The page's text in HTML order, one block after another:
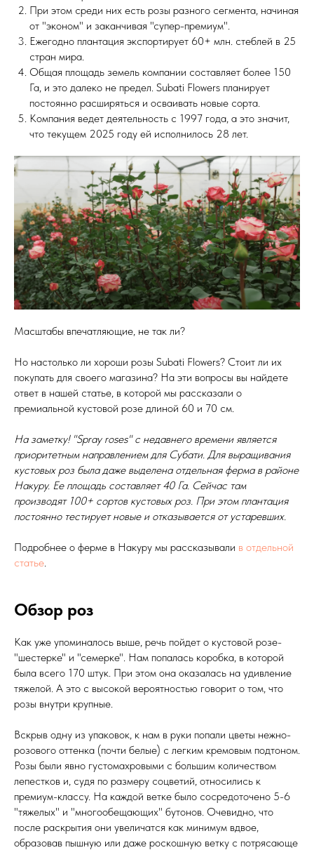
При этом среди них есть розы разного сегмента, начиная
от "эконом" и заканчивая "супер-премиум".
Ежегодно плантация экспортирует 60+ млн. стеблей в 25
стран мира.
Общая площадь земель компании составляет более 150
Га, и это далеко не предел. Subati Flowers планирует
постоянно расширяться и осваивать новые сорта.
Компания ведет деятельность с 1997 года, а это значит,
что текущем 2025 году ей исполнилось 28 лет.
Масштабы впечатляющие, не так ли?
Но настолько ли хороши розы Subati Flowers? Стоит ли их
покупать для своего магазина? На эти вопросы вы найдете
ответ в нашей статье, в которой мы рассказали о
премиальной кустовой розе длиной 60 и 70 см.
На заметку! "Spray roses" с недавнего времени является
приоритетным направлением для Субати. Для выращивания
кустовых роз была даже выделена отдельная ферма в районе
Накуру. Ее площадь составляет 40 Га. Сейчас там
производят 100+ сортов кустовых роз. При этом плантация
постоянно тестирует новые и отказывается от устаревших.
Подробнее о ферме в Накуру мы рассказывали в отдельной
статье.
Обзор роз
Как уже упоминалось выше, речь пойдет о кустовой розе-
"шестерке" и "семерке". Нам попалась коробка, в которой
была всего 170 штук. При этом она оказалась на удивление
тяжелой. А это с высокой вероятностью говорит о том, что
розы внутри крупные.
Вскрыв одну из упаковок, к нам в руки попали цветы нежно-
розового оттенка (почти белые) с легким кремовым подтоном.
Розы были явно густомахровыми с большим количеством
лепестков и, судя по размеру соцветий, относились к
премиум-классу. На каждой ветке было сосредоточено 5-6
"тяжелых" и "многообещающих" бутонов. Очевидно, что
после раскрытия они увеличатся как минимум вдвое,
образовав пышную или даже роскошную ветку с потрясающе